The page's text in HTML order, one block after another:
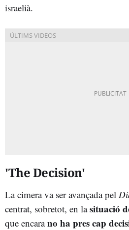
israelià.
'The Decision'
La cimera va ser avançada pel
centrat, sobretot, en lasituació
que encarano ha pres cap